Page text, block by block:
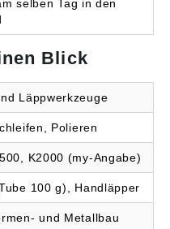
selben Tag in den
Blick
Läppwerkzeuge
Polieren
K2000 (my-Angabe)
100 g), Handläpper
und Metallbau